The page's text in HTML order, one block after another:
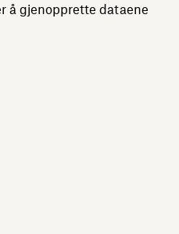
å gjenopprette dataene